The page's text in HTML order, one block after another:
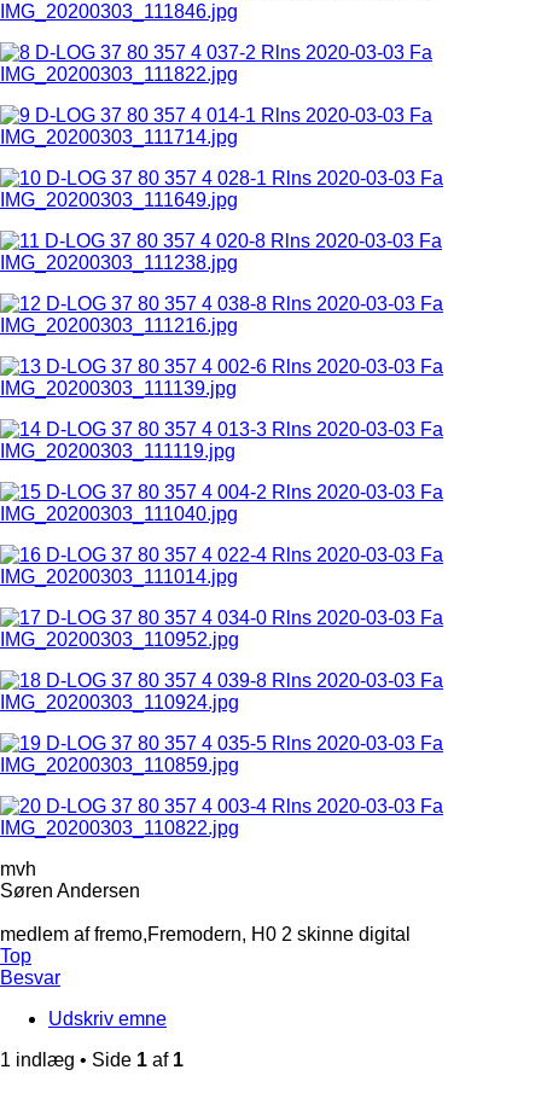
mvh
Søren Andersen
medlem af fremo,Fremodern, H0 2 skinne digital
Top
Besvar
Udskriv emne
1 indlæg • Side 1 af 1